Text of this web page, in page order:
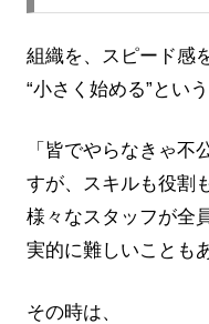
組織を、スピード感
“小さく始める”とい
「皆でやらなきゃ不
すが、スキルも役割
様々なスタッフが全
実的に難しいことも
その時は、